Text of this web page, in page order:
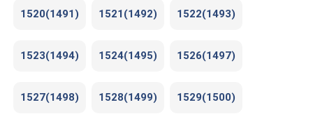
1520(1491) 1521(1492) 1522(1493)
1523(1494) 1524(1495) 1526(1497)
1527(1498) 1528(1499) 1529(1500)